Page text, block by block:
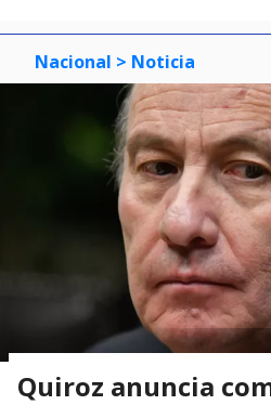
Nacional > Noticia
Quiroz anuncia